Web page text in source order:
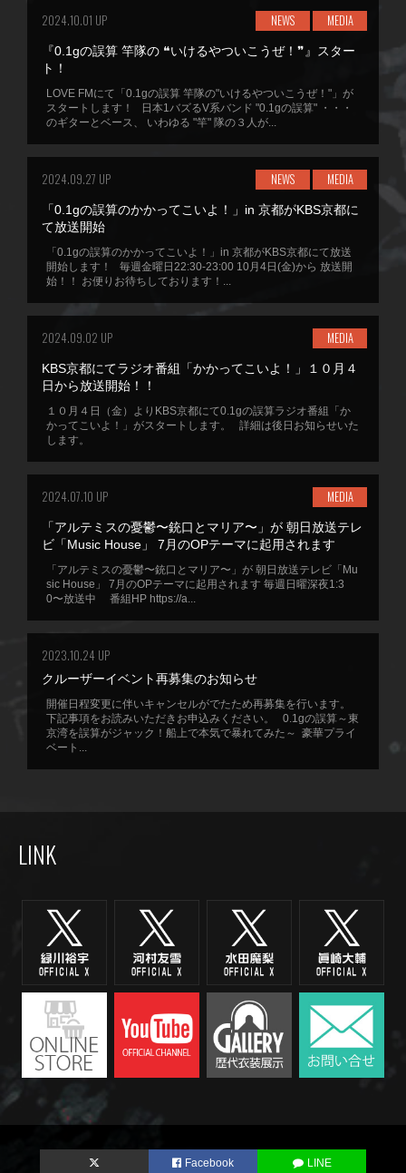
2024.10.01 UP NEWS MEDIA
『0.1gの誤算 竿隊の ❝いけるやついこうぜ！❞』スター
ト！
LOVE FMにて「0.1gの誤算 竿隊の"いけるやついこうぜ！"」が
スタートします！ 日本1バズるV系バンド "0.1gの誤算" ・・・
のギターとベース、 いわゆる "竿" 隊の３人が...
2024.09.27 UP NEWS MEDIA
「0.1gの誤算のかかってこいよ！」in 京都がKBS京都に
て放送開始
「0.1gの誤算のかかってこいよ！」in 京都がKBS京都にて放送
開始します！ 毎週金曜日22:30-23:00 10月4日(金)から 放送開
始！！ お便りお待ちしております！...
2024.09.02 UP MEDIA
KBS京都にてラジオ番組「かかってこいよ！」１０月４
日から放送開始！！
１０月４日（金）よりKBS京都にて0.1gの誤算ラジオ番組「か
かってこいよ！」がスタートします。 詳細は後日お知らせいた
します。
2024.07.10 UP MEDIA
「アルテミスの憂鬱〜銃口とマリア〜」が 朝日放送テレ
ビ「Music House」 7月のOPテーマに起用されます
「アルテミスの憂鬱〜銃口とマリア〜」が 朝日放送テレビ「Mu
sic House」 7月のOPテーマに起用されます 毎週日曜深夜1:3
0〜放送中 番組HP https://a...
2023.10.24 UP
クルーザーイベント再募集のお知らせ
開催日程変更に伴いキャンセルがでたため再募集を行います。
下記事項をお読みいただきお申込みください。 0.1gの誤算～東
京湾を誤算がジャック！船上で本気で暴れてみた～ 豪華プライ
ベート...
LINK
Facebook LINE